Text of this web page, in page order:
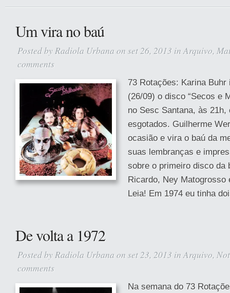
Um vira no baú
Posted by Radiola Urbana on set 26, 2013 inArquivo,
comments
73 Rotações: Karina Buhr
(26/09) o disco “Secos e
no Sesc Santana, às
esgotados. Guilherme
ocasião e vira o baú da
suas lembranças e
sobre o primeiro disco da
Ricardo, Ney Matogrosso
Leia! Em 1974 eu tinha
De volta a 1972
Posted by Radiola Urbana on set 23, 2013 inArquivo,
comments
Na semana do 73